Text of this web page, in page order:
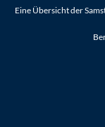
Eine Übersicht der